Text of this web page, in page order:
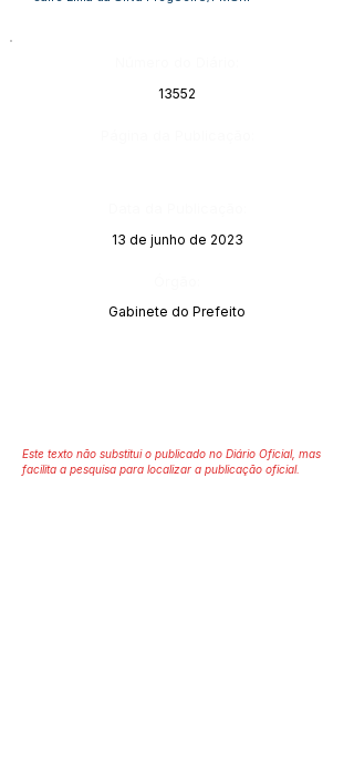
13552
13 de junho de 2023
Gabinete do Prefeito
Este texto não substitui o publicado no Diário Oficial, mas
facilita a pesquisa para localizar a publicação oficial.